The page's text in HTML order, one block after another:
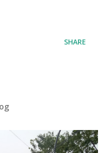
SHARE